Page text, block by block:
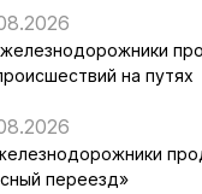
на путях
переезд»